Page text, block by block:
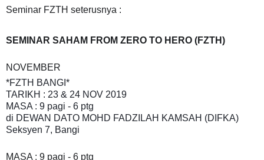
Seminar FZTH seterusnya :
SEMINAR SAHAM FROM ZERO TO HERO (FZTH)
NOVEMBER
*FZTH BANGI*
TARIKH : 23 & 24 NOV 2019
MASA : 9 pagi - 6 ptg
di DEWAN DATO MOHD FADZILAH KAMSAH (DIFKA)
Seksyen 7, Bangi
MASA : 9 pagi - 6 ptg